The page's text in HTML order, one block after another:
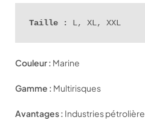
Taille : L, XL, XXL
Couleur : Marine
Gamme : Multirisques
Avantages : Industries